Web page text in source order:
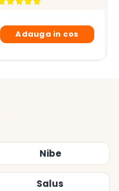
Adauga in cos
Nibe
Salus